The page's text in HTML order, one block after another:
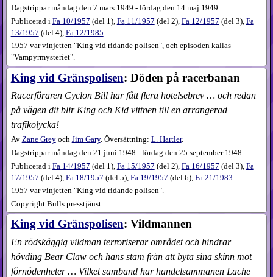
Dagstrippar måndag den 7 mars 1949 - lördag den 14 maj 1949.
Publicerad i Fa 10​/1957 (del 1 ), Fa 11​/1957 (del 2), Fa 12​/1957 (del 3), Fa
13​/1957 (del 4), Fa 12​/1985
1957 var vinjetten "King vid ridande polisen", och episoden kallas
"Vampyrmysteriet".
King vid Gränspolisen: Döden på racerbanan
Racerföraren Cyclon Bill har fått flera hotelsebrev … och redan
på vägen dit blir King och Kid vittnen till en arrangerad
trafikolycka!
Av Zane Greyoch Jim Gary. Översättning: L. Hartler.
Dagstrippar måndag den 21 juni 1948 - lördag den 25 september 1948.
Publicerad i Fa 14​/1957 (del 1 ), Fa 15​/1957 (del 2), Fa 16​/1957 (del 3), Fa
17​/1957 (del 4), Fa 18​/1957 (del 5), Fa 19​/1957 (del 6), Fa 21​/1983
1957 var vinjetten "King vid ridande polisen".
Copyright Bulls presstjänst
King vid Gränspolisen: Vildmannen
En rödskäggig vildman terroriserar området och hindrar
hövding Bear Claw och hans stam från att byta sina skinn mot
förnödenheter … Vilket samband har handelsammanen Lache